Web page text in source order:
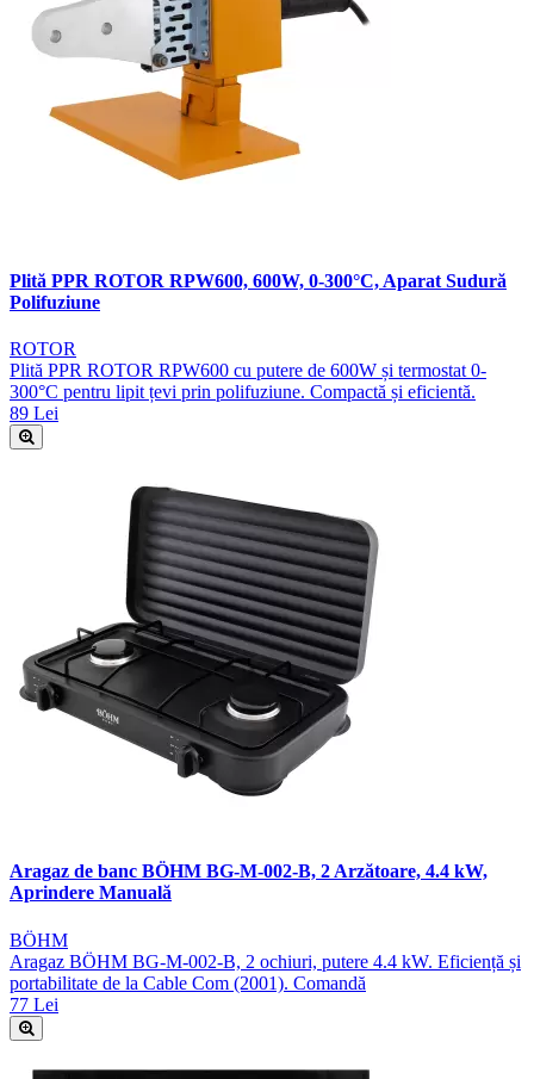
Plită PPR ROTOR RPW600, 600W, 0-300°C, Aparat Sudură
Polifuziune
ROTOR
Plită PPR ROTOR RPW600 cu putere de 600W și termostat 0-
300°C pentru lipit țevi prin polifuziune. Compactă și eficientă.
89 Lei
Aragaz de banc BÖHM BG-M-002-B, 2 Arzătoare, 4.4 kW,
Aprindere Manuală
BÖHM
Aragaz BÖHM BG-M-002-B, 2 ochiuri, putere 4.4 kW. Eficiență și
portabilitate de la Cable Com (2001). Comandă
77 Lei